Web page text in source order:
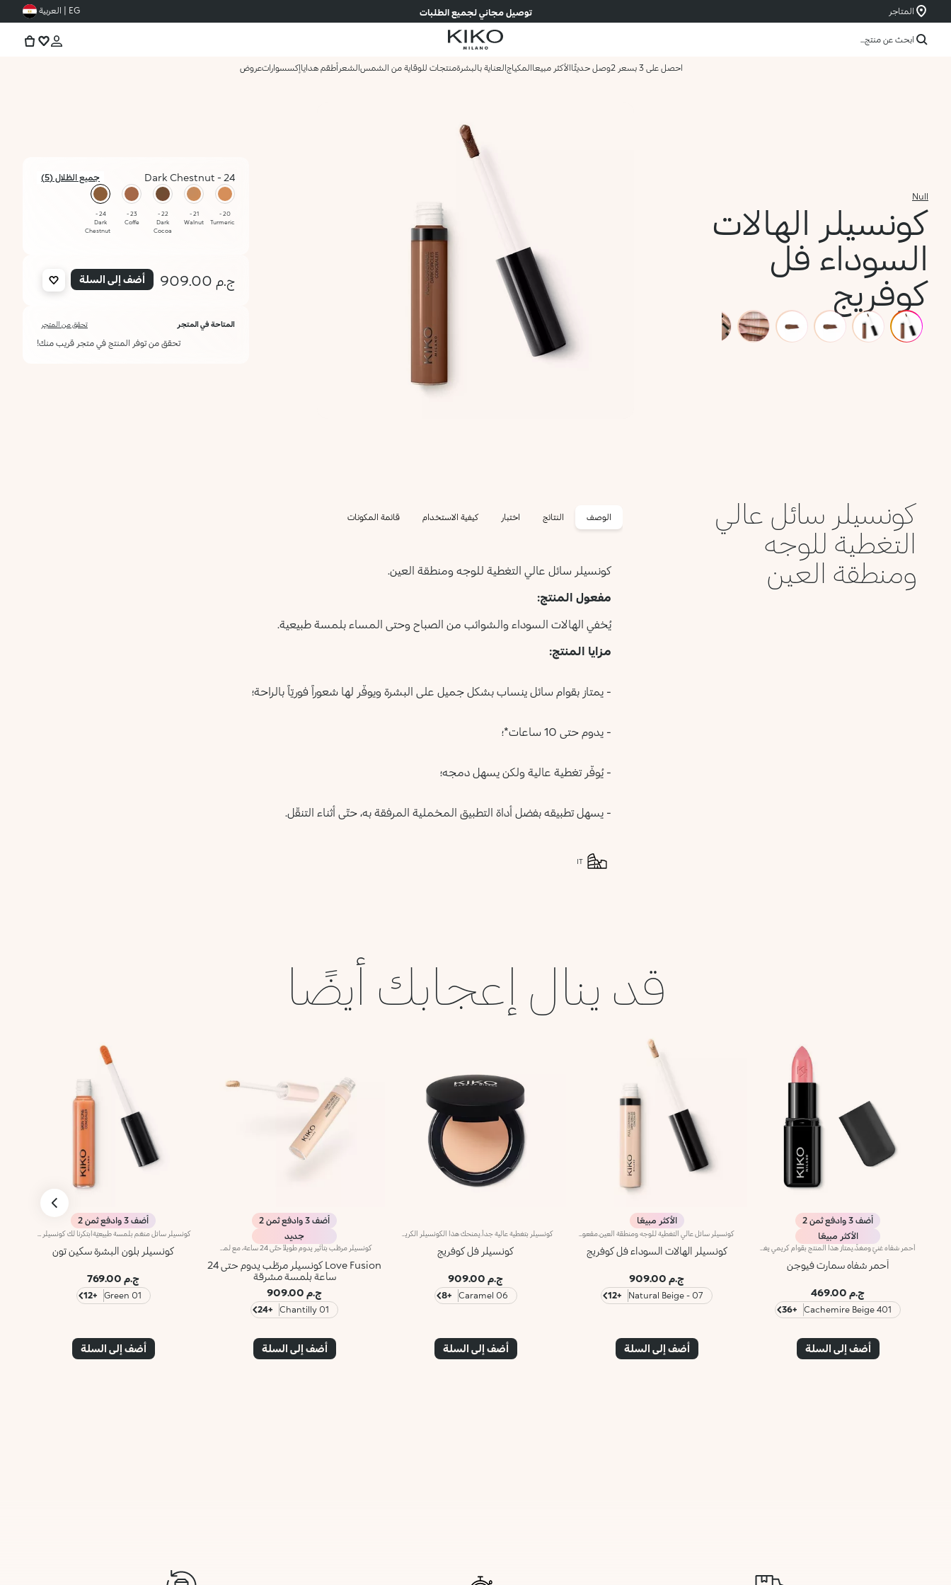
توصيل مجاني لجميع الطلبات المتاجر EG | العربية
ابحث عن منتج...
احصل على 3 بسعر 2 وصل حديثًاالأكثر مبيعاالمكياجالعناية بالبشرةمنتجات للوقاية من الشمسالشعر أطقم هداياإكسسواراتعروض
Null
كونسيلر الهالات
السوداء فل
كوفريج
24 - Dark Chestnut جميع الظلال (5)
20 -
Turmeric
21 -
Walnut
22 -
Dark
Cocoa
23 -
Coffe
محدد
24 -
Dark
Chestnut
ج.م 909.00 أضف إلى السلة
المتاحة في المتجر تحقق من المتجر
تحقق من توفر المنتج في متجر قريب منك!
كونسيلر سائل عالي
التغطية للوجه
ومنطقة العين
الوصف النتائج اختبار كيفية الاستخدام قائمة المكونات
كونسيلر سائل عالي التغطية للوجه ومنطقة العين.
مفعول المنتج:
يُخفي الهالات السوداء والشوائب من الصباح وحتى المساء بلمسة طبيعية.
مزايا المنتج:
- يمتاز بقوام سائل ينساب بشكل جميل على البشرة ويوفّر لها شعوراً فوريّاً بالراحة؛
- يدوم حتى 10 ساعات*؛
- يُوفّر تغطية عالية ولكن يسهل دمجه؛
- يسهل تطبيقه بفضل أداة التطبيق المخملية المرفقة به، حتّى أثناء التنقّل.
IT
قد ينال إعجابك أيضًا
أضف 3 وادفع ثمن 2
الأكثر مبيعًا
أحمر شفاه سمارت فيوجن
ج.م 469.00
401 Cachemire Beige
+36
أضف إلى السلة
الأكثر مبيعًا
كونسيلر الهالات السوداء فل كوفريج
ج.م 909.00
07 - Natural Beige
+12
أضف إلى السلة
كونسيلر فل كوفريج
ج.م 909.00
06 Caramel
+8
أضف إلى السلة
أضف 3 وادفع ثمن 2
جديد
Love Fusion كونسيلر مرطّب يدوم حتى 24
ساعة بلمسة مشرقة
ج.م 909.00
01 Chantilly
+24
أضف إلى السلة
أضف 3 وادفع ثمن 2
كونسيلر بلون البشرة سكين تون
ج.م 769.00
01 Green
+12
أضف إلى السلة